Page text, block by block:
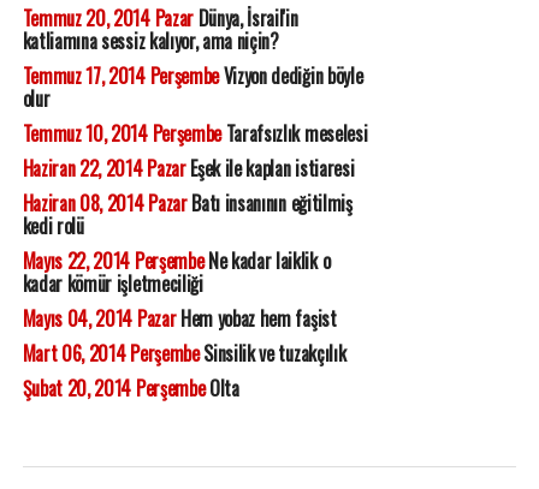
Temmuz 20, 2014 PazarDünya, İsrail'in
katliamına sessiz kalıyor, ama niçin?
Temmuz 17, 2014 PerşembeVizyon dediğin böyle
olur
Temmuz 10, 2014 PerşembeTarafsızlık meselesi
Haziran 22, 2014 PazarEşek ile kaplan istiaresi
Haziran 08, 2014 PazarBatı insanının eğitilmiş
kedi rolü
Mayıs 22, 2014 PerşembeNe kadar laiklik o
kadar kömür işletmeciliği
Mayıs 04, 2014 PazarHem yobaz hem faşist
Mart 06, 2014 PerşembeSinsilik ve tuzakçılık
Şubat 20, 2014 PerşembeOlta